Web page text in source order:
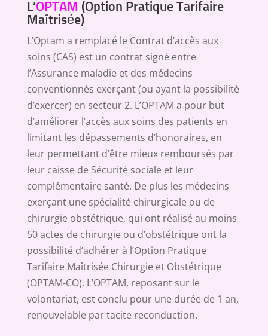
L’OPTAM (Option Pratique Tarifaire
Maîtrisée)
L’Optam a remplacé le Contrat d’accès aux
soins (CAS) est un contrat signé entre
l’Assurance maladie et des médecins
conventionnés exerçant (ou ayant la possibilité
d’exercer) en secteur 2. L’OPTAM a pour but
d’améliorer l’accès aux soins des patients en
limitant les dépassements d’honoraires, en
leur permettant d’être mieux remboursés par
leur caisse de Sécurité sociale et leur
complémentaire santé. De plus les médecins
exerçant une spécialité chirurgicale ou de
chirurgie obstétrique, qui ont réalisé au moins
50 actes de chirurgie ou d’obstétrique ont la
possibilité d’adhérer à l’Option Pratique
Tarifaire Maîtrisée Chirurgie et Obstétrique
(OPTAM-CO). L’OPTAM, reposant sur le
volontariat, est conclu pour une durée de 1 an,
renouvelable par tacite reconduction.